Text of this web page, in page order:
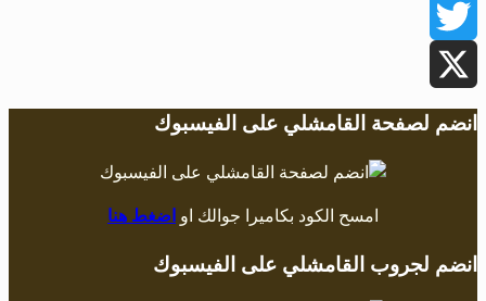
Facebook
Twitter
X
انضم لصفحة القامشلي على الفيسبوك
امسح الكود بكاميرا جوالك او اضغط هنا
انضم لجروب القامشلي على الفيسبوك